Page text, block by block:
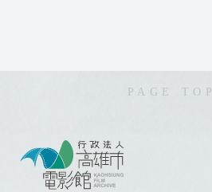
PAGE TOP